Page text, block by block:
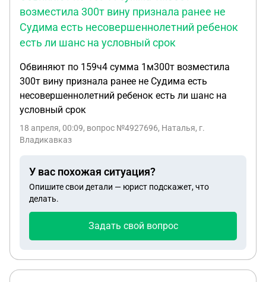
возместила 300т вину признала ранее не
Судима есть несовершеннолетний ребенок
есть ли шанс на условный срок
Обвиняют по 159ч4 сумма 1м300т возместила
300т вину признала ранее не Судима есть
несовершеннолетний ребенок есть ли шанс на
условный срок
18 апреля, 00:09, вопрос №4927696, Наталья, г.
Владикавказ
У вас похожая ситуация?
Опишите свои детали — юрист подскажет, что
делать.
Задать свой вопрос